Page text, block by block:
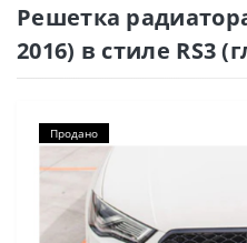
Решетка
2016) в cтиле RS3
Продано